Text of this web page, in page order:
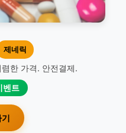
제네릭
한 가격. 안전결제.
벤트